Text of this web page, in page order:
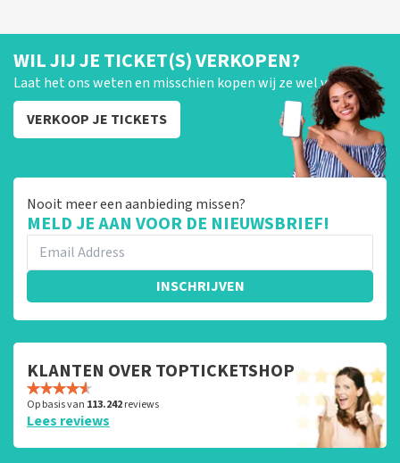
WIL JIJ JE TICKET(S) VERKOPEN?
Laat het ons weten en misschien kopen wij ze wel van je!
VERKOOP JE TICKETS
Nooit meer een aanbieding missen?
MELD JE AAN VOOR DE NIEUWSBRIEF!
INSCHRIJVEN
KLANTEN OVER TOPTICKETSHOP
Op basis van 113.242reviews
Lees reviews